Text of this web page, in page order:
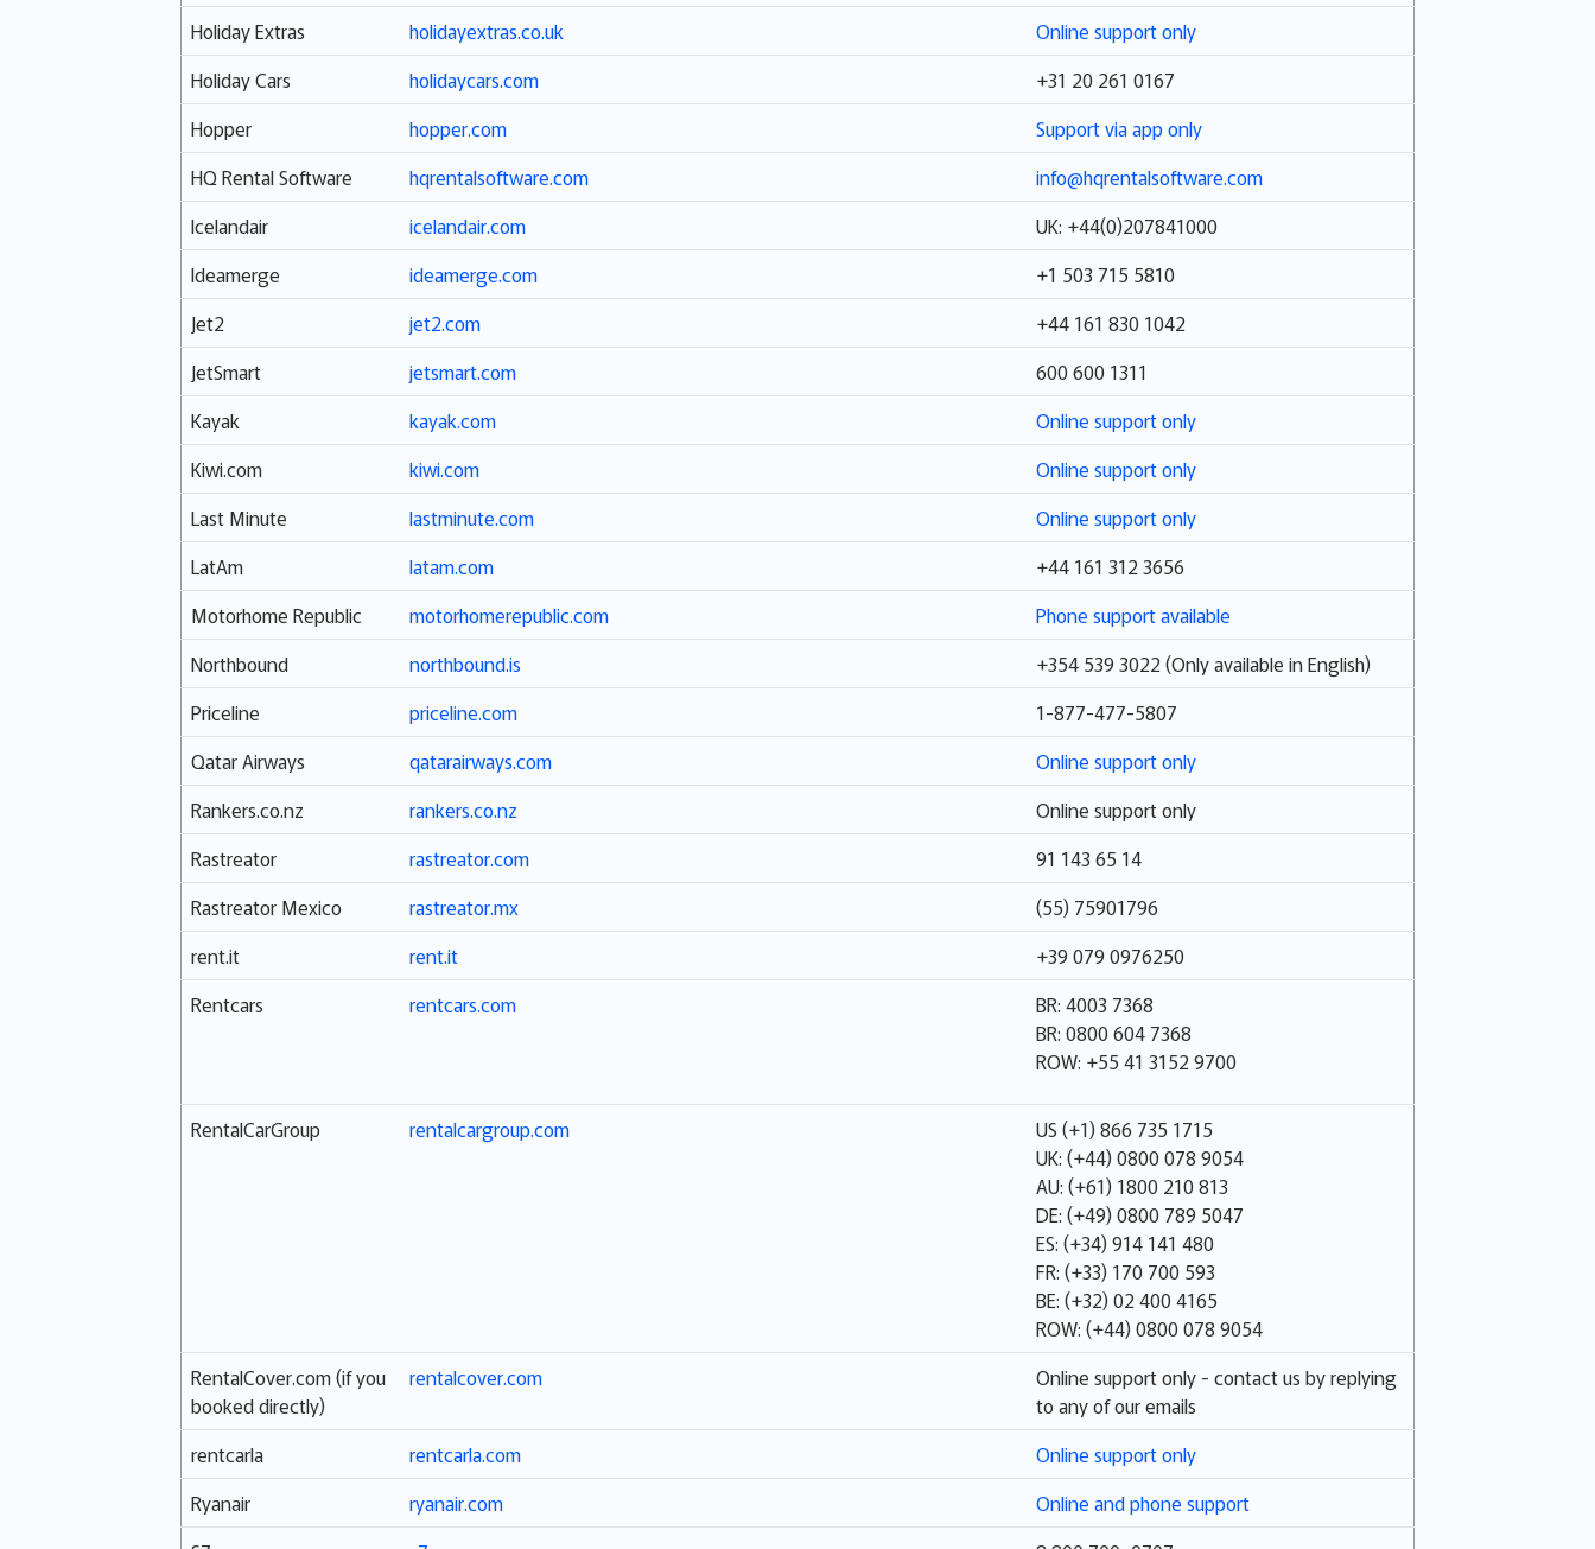
Holiday Extras
holidayextras.co.uk
Online support only
Holiday Cars
holidaycars.com
+31 20 261 0167
Hopper
hopper.com
Support via app only
HQ Rental Software
hqrentalsoftware.com
info@hqrentalsoftware.com
Icelandair
icelandair.com
UK: +44(0)207841000
Ideamerge
ideamerge.com
+1 503 715 5810
Jet2
jet2.com
+44 161 830 1042
JetSmart
jetsmart.com
600 600 1311
Kayak
kayak.com
Online support only
Kiwi.com
kiwi.com
Online support only
Last Minute
lastminute.com
Online support only
LatAm
latam.com
+44 161 312 3656
Motorhome Republic
motorhomerepublic.com
Phone support available
Northbound
northbound.is
+354 539 3022 (Only available in English)
Priceline
priceline.com
1-877-477-5807
Qatar Airways
qatarairways.com
Online support only
Rankers.co.nz
rankers.co.nz
Online support only
Rastreator
rastreator.com
91 143 65 14
Rastreator Mexico
rastreator.mx
(55) 75901796
rent.it
rent.it
+39 079 0976250
Rentcars
rentcars.com
BR: 4003 7368
BR: 0800 604 7368
ROW: +55 41 3152 9700
RentalCarGroup rentalcargroup.com
US (+1) 866 735 1715
UK: (+44) 0800 078 9054
AU: (+61) 1800 210 813
DE: (+49) 0800 789 5047
ES: (+34) 914 141 480
FR: (+33) 170 700 593
BE: (+32) 02 400 4165
ROW: (+44) 0800 078 9054
RentalCover.com (if you
booked directly)
rentalcover.com
Online support only - contact us by replying
to any of our emails
rentcarla
rentcarla.com
Online support only
Ryanair
ryanair.com
Online and phone support